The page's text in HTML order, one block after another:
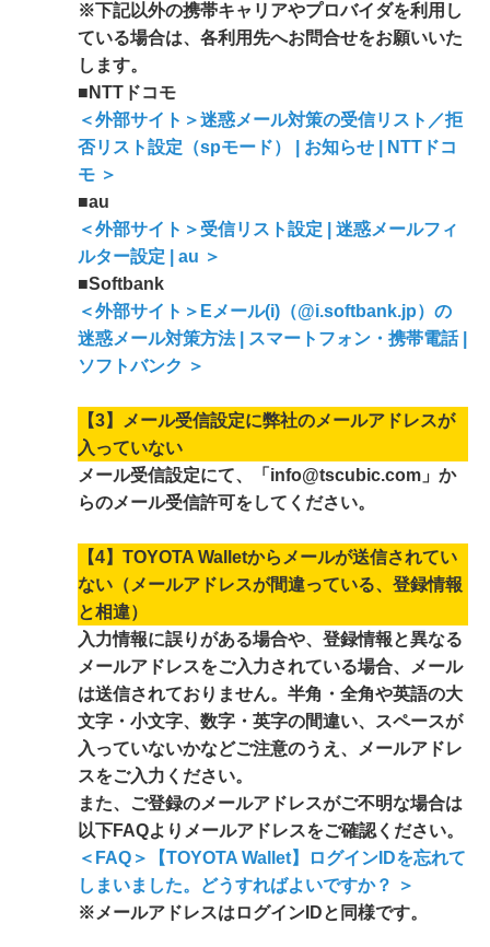
※下記以外の携帯キャリアやプロバイダを利用し
ている場合は、各利用先へお問合せをお願いいた
します。
■NTTドコモ
＜外部サイト＞迷惑メール対策の受信リスト／拒
否リスト設定（spモード） | お知らせ | NTTドコ
モ ＞
■au
＜外部サイト＞受信リスト設定 | 迷惑メールフィ
ルター設定 | au ＞
■Softbank
＜外部サイト＞Eメール(i)（@i.softbank.jp）の
迷惑メール対策方法 | スマートフォン・携帯電話 |
ソフトバンク ＞
【3】メール受信設定に弊社のメールアドレスが
入っていない
メール受信設定にて、「 info@tscubic.com」か
らのメール受信許可をしてください。
【4】TOYOTA Walletからメールが送信されてい
ない（メールアドレスが間違っている、登録情報
と相違）
入力情報に誤りがある場合や、登録情報と異なる
メールアドレスをご入力されている場合、メール
は送信されておりません。半角・全角や英語の大
文字・小文字、数字・英字の間違い、スペースが
入っていないかなどご注意のうえ、メールアドレ
スをご入力ください。
また、ご登録のメールアドレスがご不明な場合は
以下FAQよりメールアドレスをご確認ください。
＜FAQ＞【TOYOTA Wallet】ログインIDを忘れて
しまいました。どうすればよいですか？ ＞
※メールアドレスはログインIDと同様です。